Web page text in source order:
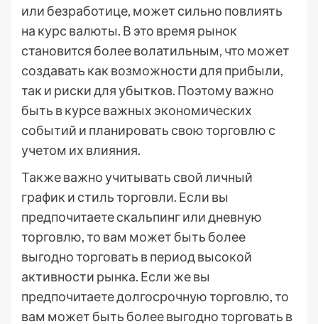
или безработице, может сильно повлиять
на курс валюты. В это время рынок
становится более волатильным, что может
создавать как возможности для прибыли,
так и риски для убытков. Поэтому важно
быть в курсе важных экономических
событий и планировать свою торговлю с
учетом их влияния.
Также важно учитывать свой личный
график и стиль торговли. Если вы
предпочитаете скальпинг или дневную
торговлю, то вам может быть более
выгодно торговать в период высокой
активности рынка. Если же вы
предпочитаете долгосрочную торговлю, то
вам может быть более выгодно торговать в